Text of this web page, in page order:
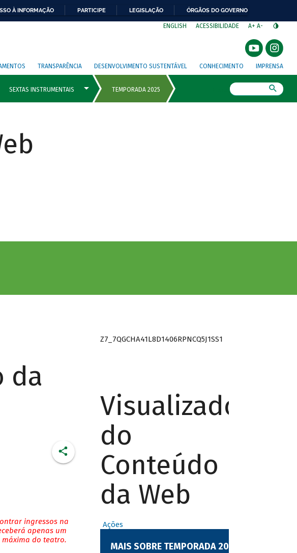
À INFORMAÇÃO PARTICIPE LEGISLAÇÃO ÓRGÃOS DO GOVERNO
ENGLISH ACESSIBILIDADE A+ A-
TRANSPARÊNCIA DESENVOLVIMENTO SUSTENTÁVEL CONHECIMENTO IMPRENSA
da
ingressos na
apenas um
do teatro.
Z7_7QGCHA41L8D1406RPNCQ5J1SS1
Visualizador
do
Conteúdo
da Web
Ações
MAIS SOBRE TEMPORADA 2025